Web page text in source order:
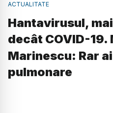
ACTUALITATE
Hantavirusul,
decât COVID-
Marinescu: Rar
pulmonare